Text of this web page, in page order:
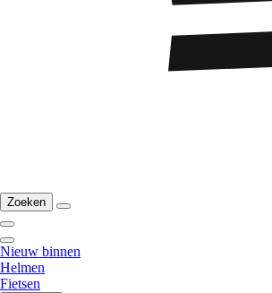
Zoeken
Nieuw binnen
Helmen
Fietsen